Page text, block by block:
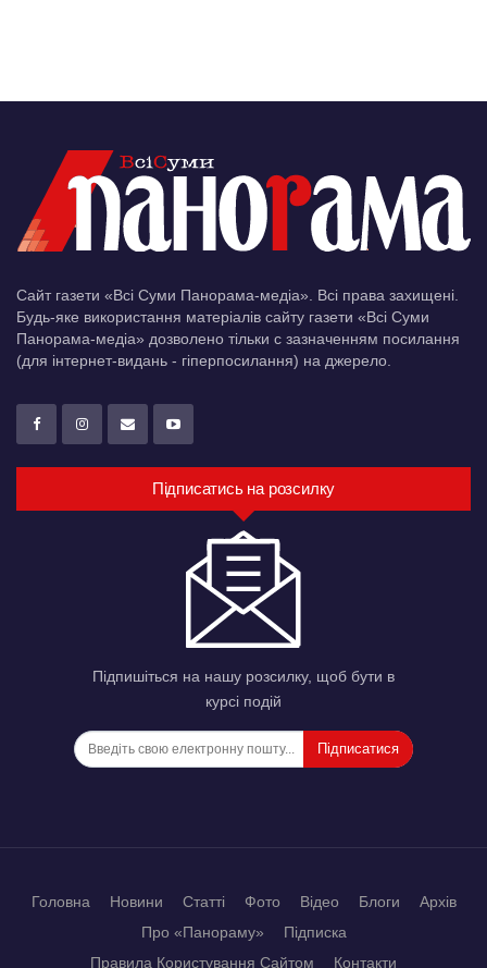
Сайт газети «Всі Суми Панорама-медіа». Всі права захищені.
Будь-яке використання матеріалів сайту газети «Всі Суми
Панорама-медіа» дозволено тільки c зазначенням посилання
(для інтернет-видань - гіперпосилання) на джерело.
Підписатись на розсилку
Підпишіться на нашу розсилку, щоб бути в
курсі подій
Підписатися
Головна Новини Статті Фото Відео Блоги
Архів
Про «Панораму»
Підписка
Правила Користування Сайтом
Контакти